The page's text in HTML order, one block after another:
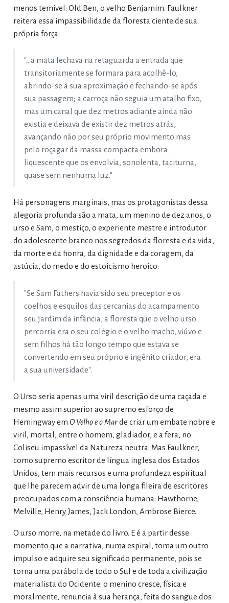
menos temível: Old Ben, o velho Benjamim. Faulkner
reitera essa impassibilidade da floresta ciente de sua
própria força:
"...a mata fechava na retaguarda a entrada que
transitoriamente se formara para acolhê-lo,
abrindo-se à sua aproximação e fechando-se após
sua passagem; a carroça não seguia um atalho fixo,
mas um canal que dez metros adiante ainda não
existia e deixava de existir dez metros atrás,
avançando não por seu próprio movimento mas
pelo roçagar da massa compacta embora
liquescente que os envolvia, sonolenta, taciturna,
quase sem nenhuma luz."
Há personagens marginais, mas os protagonistas dessa
alegoria profunda são a mata, um menino de dez anos, o
urso e Sam, o mestiço, o experiente mestre e introdutor
do adolescente branco nos segredos da floresta e da vida,
da morte e da honra, da dignidade e da coragem, da
astúcia, do medo e do estoicismo heroico:
"Se Sam Fathers havia sido seu preceptor e os
coelhos e esquilos das cercanias do acampamento
seu jardim da infância, a floresta que o velho urso
percorria era o seu colégio e o velho macho, viúvo e
sem filhos há tão longo tempo que estava se
convertendo em seu próprio e ingênito criador, era
a sua universidade".
O Urso seria apenas uma viril descrição de uma caçada e
mesmo assim superior ao supremo esforço de
Hemingway em O Velho e o Marde criar um embate nobre e
viril, mortal, entre o homem, gladiador, e a fera, no
Coliseu impassível da Natureza neutra. Mas Faulkner,
como supremo escritor de língua inglesa dos Estados
Unidos, tem mais recursos e uma profundeza espiritual
que lhe parecem advir de uma longa fileira de escritores
preocupados com a consciência humana: Hawthorne,
Melville, Henry James, Jack London, Ambrose Bierce.
O urso morre, na metade do livro. E é a partir desse
momento que a narrativa, numa espiral, toma um outro
impulso e adquire seu significado permanente, pois se
torna uma parábola de todo o Sul e de toda a civilização
materialista do Ocidente: o menino cresce, física e
moralmente, renuncia à sua herança, feita do sangue dos